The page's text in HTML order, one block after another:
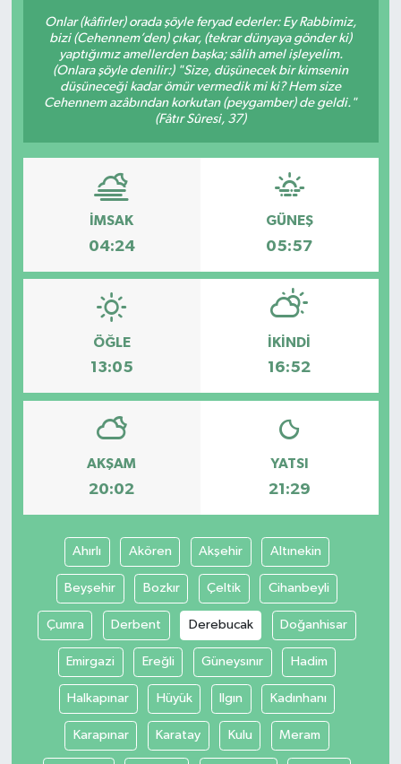
Onlar (kâfirler) orada şöyle feryad ederler: Ey Rabbimiz,
bizi (Cehennem’den) çıkar, (tekrar dünyaya gönder ki)
yaptığımız amellerden başka; sâlih amel işleyelim.
(Onlara şöyle denilir:) "Size, düşünecek bir kimsenin
düşüneceği kadar ömür vermedik mi ki? Hem size
Cehennem azâbından korkutan (peygamber) de geldi."
(Fâtır Sûresi, 37)
İMSAK
04:24
GÜNEŞ
05:57
ÖĞLE
13:05
İKINDI
16:52
AKŞAM
20:02
YATSI
21:29
Ahırlı Akören Akşehir Altınekin
Beyşehir Bozkır Çeltik Cihanbeyli
Çumra Derbent Derebucak Doğanhisar
Emirgazi Ereğli Güneysınır Hadim
Halkapınar Hüyük Ilgın Kadınhanı
Karapınar Karatay Kulu Meram